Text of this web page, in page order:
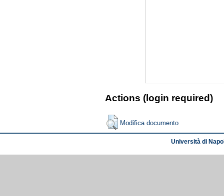
Actions (login required)
Modifica documento
Università di